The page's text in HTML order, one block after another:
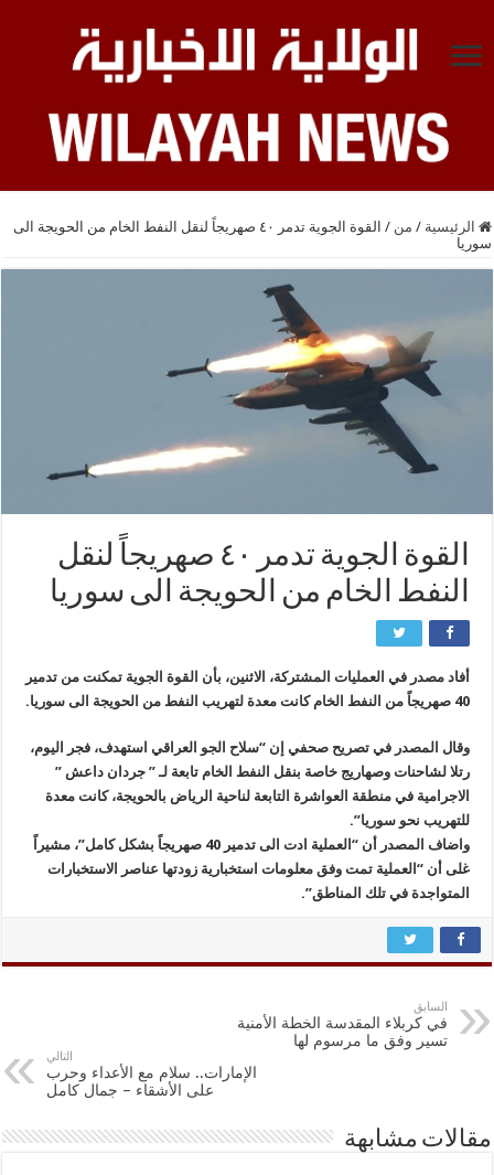
الرئيسية / من /
القوة الجوية تدمر ٤٠ صهريجاً لنقل النفط الخام من الحويجة الى
سوريا
القوة الجوية تدمر ٤٠ صهريجاً لنقل
النفط الخام من الحويجة الى سوريا
أفاد مصدر في العمليات المشتركة، الاثنين، بأن القوة الجوية تمكنت من تدمير
40 صهريجاً من النفط الخام كانت معدة لتهريب النفط من الحويجة الى سوريا.
وقال المصدر في تصريح صحفي إن “سلاح الجو العراقي استهدف، فجر اليوم،
رتلا لشاحنات وصهاريج خاصة بنقل النفط الخام تابعة لـ ” جردان داعش ”
الاجرامية في منطقة العواشرة التابعة لناحية الرياض بالحويجة، كانت معدة
للتهريب نحو سوريا”.
واضاف المصدر أن “العملية ادت الى تدمير 40 صهريجاً بشكل كامل”، مشيراً
غلى أن “العملية تمت وفق معلومات استخبارية زودتها عناصر الاستخبارات
المتواجدة في تلك المناطق”.
السابق
في كربلاء المقدسة الخطة الأمنية
تسير وفق ما مرسوم لها
التالي
الإمارات.. سلام مع الأعداء وحرب
على الأشقاء – جمال كامل
مقالات مشابهة